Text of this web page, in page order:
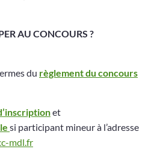
AU CONCOURS ?
du règlement du concours
et
si participant mineur à l’adresse
mdl.fr